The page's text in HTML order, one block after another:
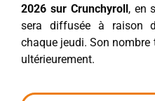
2026 sur Crunchyroll, en
sera diffusée à raison
chaque jeudi. Son nombre
ultérieurement.